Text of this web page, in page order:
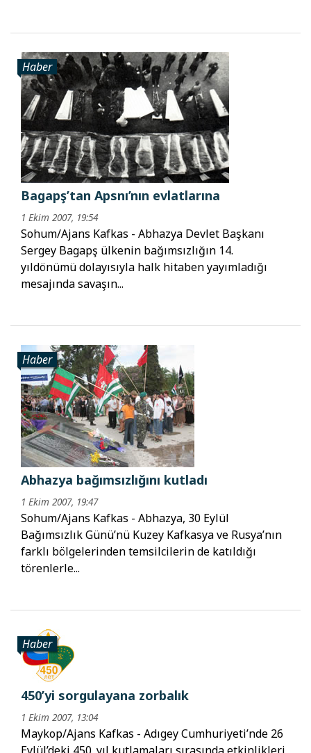
Haber
Bagapş’tan Apsnı’nın evlatlarına
1 Ekim 2007, 19:54
Sohum/Ajans Kafkas - Abhazya Devlet Başkanı
Sergey Bagapş ülkenin bağımsızlığın 14.
yıldönümü dolayısıyla halk hitaben yayımladığı
mesajında savaşın...
Haber
Abhazya bağımsızlığını kutladı
1 Ekim 2007, 19:47
Sohum/Ajans Kafkas - Abhazya, 30 Eylül
Bağımsızlık Günü’nü Kuzey Kafkasya ve Rusya’nın
farklı bölgelerinden temsilcilerin de katıldığı
törenlerle...
Haber
450’yi sorgulayana zorbalık
1 Ekim 2007, 13:04
Maykop/Ajans Kafkas - Adıgey Cumhuriyeti’nde 26